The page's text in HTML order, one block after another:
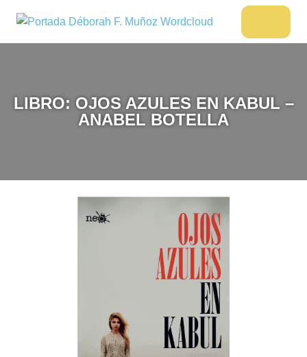
contenido
DÉBORAH
viajes
y
LIBRO: OJOS AZULES EN KABUL –
ANABEL BOTELLA